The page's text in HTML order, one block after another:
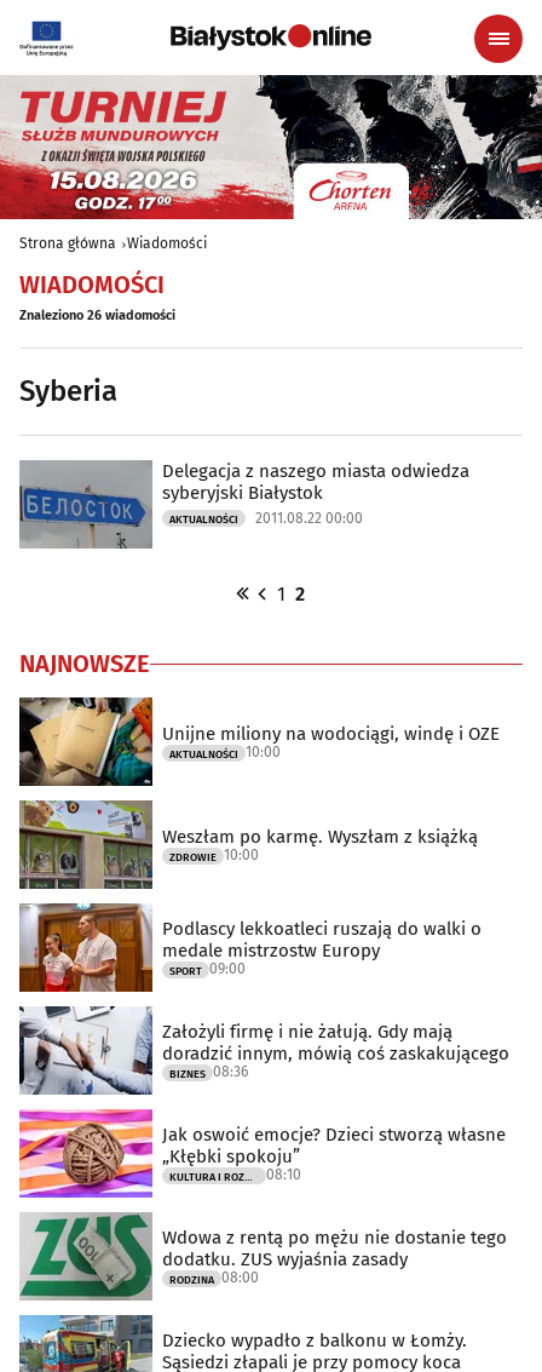
Strona główna Wiadomości
WIADOMOŚCI
Znaleziono 26 wiadomości
Syberia
Delegacja z naszego miasta odwiedza
syberyjski Białystok
AKTUALNOŚCI 2011.08.22 00:00
1 2
NAJNOWSZE
Unijne miliony na wodociągi, windę i OZE
AKTUALNOŚCI 10:00
Weszłam po karmę. Wyszłam z książką
ZDROWIE 10:00
Podlascy lekkoatleci ruszają do walki o
medale mistrzostw Europy
SPORT 09:00
Założyli firmę i nie żałują. Gdy mają
doradzić innym, mówią coś zaskakującego
BIZNES 08:36
Jak oswoić emocje? Dzieci stworzą własne
„Kłębki spokoju”
08:10
Wdowa z rentą po mężu nie dostanie tego
dodatku. ZUS wyjaśnia zasady
RODZINA 08:00
Dziecko wypadło z balkonu w Łomży.
Sąsiedzi złapali je przy pomocy koca